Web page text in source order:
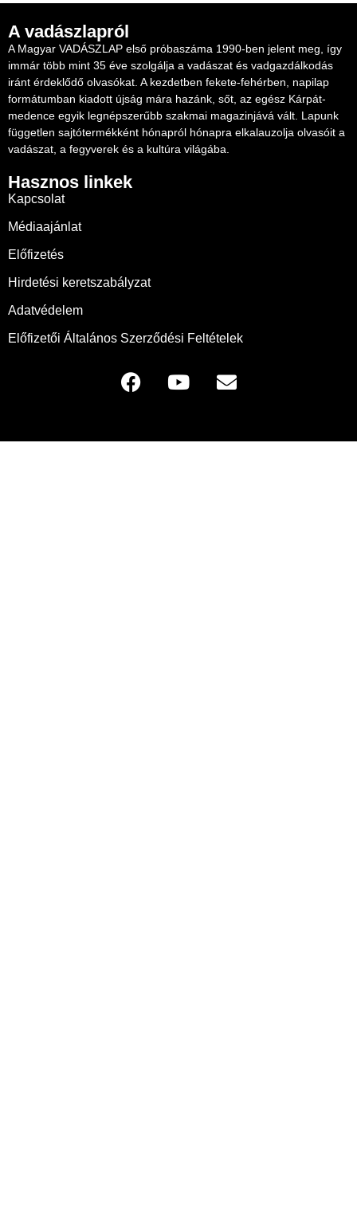
A vadászlapról
A Magyar VADÁSZLAP első próbaszáma 1990-ben jelent meg, így
immár több mint 35 éve szolgálja a vadászat és vadgazdálkodás
iránt érdeklődő olvasókat. A kezdetben fekete-fehérben, napilap
formátumban kiadott újság mára hazánk, sőt, az egész Kárpát-
medence egyik legnépszerűbb szakmai magazinjává vált. Lapunk
független sajtótermékként hónapról hónapra elkalauzolja olvasóit a
vadászat, a fegyverek és a kultúra világába.
Hasznos linkek
Kapcsolat
Médiaajánlat
Előfizetés
Hirdetési keretszabályzat
Adatvédelem
Előfizetői Általános Szerződési Feltételek